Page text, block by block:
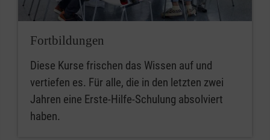
Fortbildungen
Diese Kurse frischen das Wissen auf und
vertiefen es. Für alle, die in den letzten zwei
Jahren eine Erste-Hilfe-Schulung absolviert
haben.